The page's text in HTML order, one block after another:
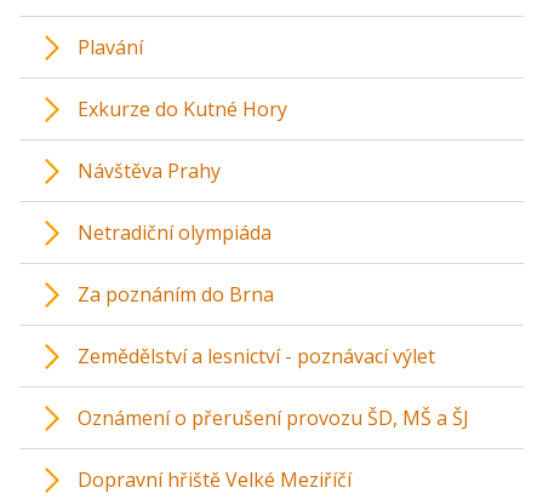
Plavání
Exkurze do Kutné Hory
Návštěva Prahy
Netradiční olympiáda
Za poznáním do Brna
Zemědělství a lesnictví - poznávací výlet
Oznámení o přerušení provozu ŠD, MŠ a ŠJ
Dopravní hřiště Velké Meziříčí